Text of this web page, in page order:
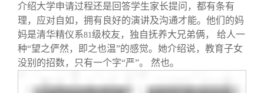
介绍大学申请过程还是回答学生家长提问，都有条有
理，应对自如，拥有良好的演讲及沟通才能。他们的妈
妈是清华精仪系81级校友，独自抚养大兄弟俩， 给人一
种“望之俨然，即之也温”的感觉。她介绍说，教育子女
没别的招数，只有一个字“严”。 然也。